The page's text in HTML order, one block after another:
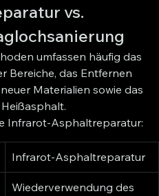
vs.
umfassen häufig das
Bereiche, das Entfernen
Materialien sowie das
Infrarot-Asphaltreparatur:
Infrarot-Asphaltreparatur
Wiederverwendung des